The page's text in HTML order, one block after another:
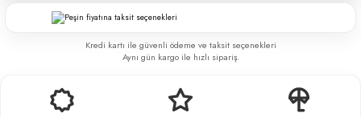
Kredi kartı ile güvenli ödeme ve taksit seçenekleri
Aynı gün kargo ile hızlı sipariş.